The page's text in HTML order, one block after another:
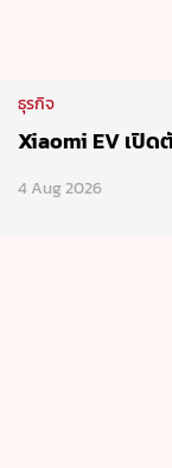
ธุรกิจ
Xiaomi EV เปิด
4 Aug 2026